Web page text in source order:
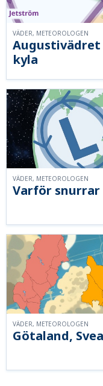
Augustivädret
kyla
VÄDER, METEOROLOGEN
Varför snurrar
VÄDER, METEOROLOGEN
Götaland,
VÄDER, METEOROLOGEN